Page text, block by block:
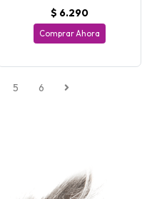
$ 6.290
Comprar Ahora
5 6